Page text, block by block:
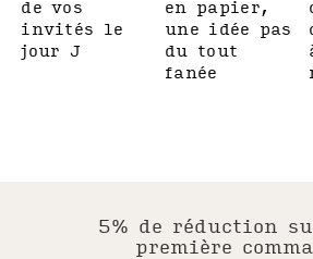
de vos
invités le
jour J
en papier,
une idée pas
du tout
fanée
5% de réduction
première